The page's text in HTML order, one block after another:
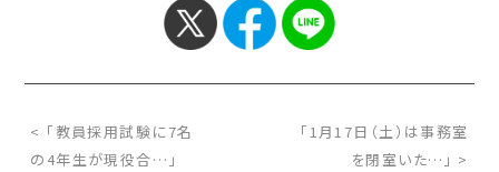
< 「教員採用試験に7名
の4年生が現役合…」
「1月17日（土）は事務室
を閉室いた…」 >